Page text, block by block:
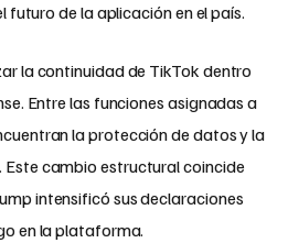
futuro de la aplicación en el país.
la continuidad de TikTok dentro
Entre las funciones asignadas a
la protección de datos y la
cambio estructural coincide
intensificó sus declaraciones
en la plataforma.